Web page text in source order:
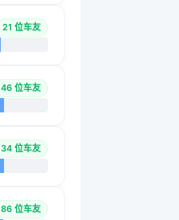
21 位车友
46 位车友
34 位车友
86 位车友